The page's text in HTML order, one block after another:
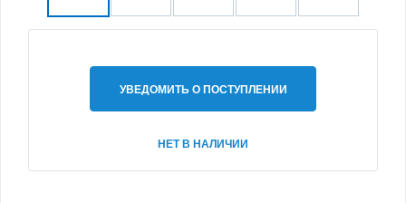
УВЕДОМИТЬ О ПОСТУПЛЕНИИ
НЕТ В НАЛИЧИИ